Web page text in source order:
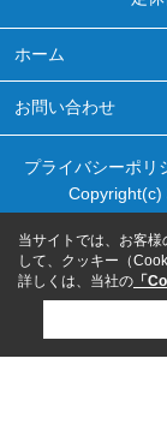
ホーム
お問い合わせ
プライバシーポリ
Copyright(c)
当サイトでは、お客
して、クッキー（
詳しくは、当社の 「